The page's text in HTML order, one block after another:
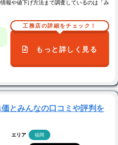
報や値下げ方法まで調査しているのは「み
工務店の詳細をチェック！
もっと詳しく見る
とみんなの口コミや評判を
エリア 福岡